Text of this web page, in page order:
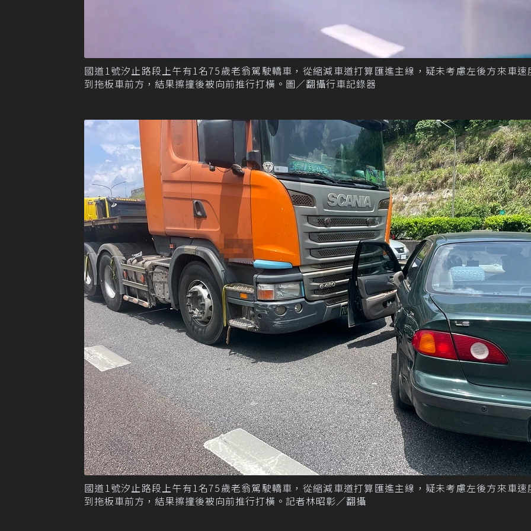
國道1號汐止路段上午有1名75歲老翁駕駛轎車，從縮減車道打算匯進主線，疑未考慮左後方來車速
到拖板車前方，結果擦撞後被向前推行打橫。圖／翻攝行車記錄器
國道1號汐止路段上午有1名75歲老翁駕駛轎車，從縮減車道打算匯進主線，疑未考慮左後方來車速
到拖板車前方，結果擦撞後被向前推行打橫。記者林昭彰／翻攝